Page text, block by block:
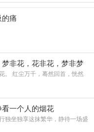
的痛
非花，花非花，梦非梦
。 红尘万千，蓦然回首，恍然
一个人的烟花
独坐独享这抹繁华，静待一场盛